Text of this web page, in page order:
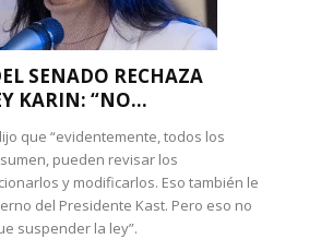
SENADO RECHAZA
KARIN: “NO...
que “evidentemente, todos los
pueden revisar los
y modificarlos. Eso también le
del Presidente Kast. Pero eso no
suspender la ley”.